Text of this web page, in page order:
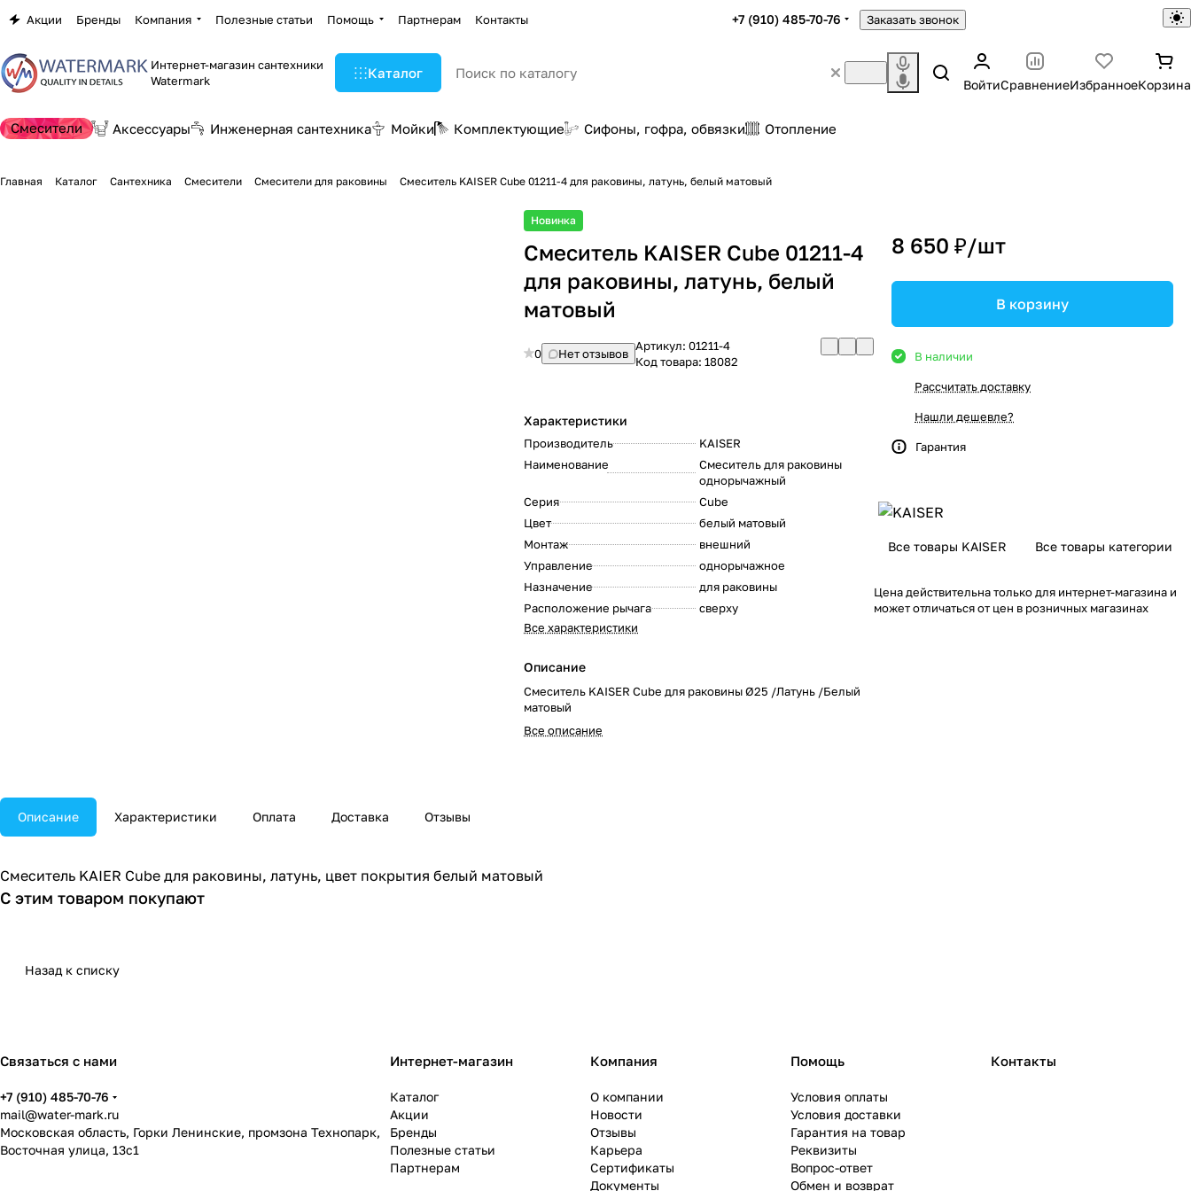
Акции Бренды Компания Полезные статьи Помощь Партнерам Контакты +7 (910) 485-70-76 Заказать звонок
Интернет-магазин сантехники
Watermark
Каталог
ВойтиСравнениеИзбранноеКорзина
Смесители Аксессуары Инженерная сантехника Мойки Комплектующие Сифоны, гофра, обвязки Отопление
Главная Каталог Сантехника Смесители Смесители для раковины Смеситель KAISER Cube 01211-4 для раковины, латунь, белый матовый
Новинка
Смеситель KAISER Cube 01211-4
для раковины, латунь, белый
матовый
0 Нет отзывов
Артикул:01211-4
Код товара:18082
Характеристики
Производитель
:
KAISER
Наименование
Смеситель для раковины
однорычажный
Серия
:
Cube
Цвет
белый матовый
Монтаж
:
внешний
Управление
:
однорычажное
Назначение
:
для раковины
Расположение рычага
:
сверху
Все характеристики
Описание
Смеситель KAISER Cube для раковины Ø25 /Латунь /Белый
матовый
Все описание
8 650 ₽/шт
В корзину
В наличии
Рассчитать доставку
Нашли дешевле?
Гарантия
Все товары KAISER Все товары категории
Цена действительна только для интернет-магазина и
может отличаться от цен в розничных магазинах
Описание Характеристики Оплата Доставка Отзывы
Смеситель KAIER Cube для раковины, латунь, цвет покрытия белый матовый
С этим товаром покупают
Назад к списку
Связаться с нами
+7 (910) 485-70-76
mail@water-mark.ru
Московская область, Горки Ленинские, промзона Технопарк,
Восточная улица, 13с1
Интернет-магазин
Каталог
Акции
Бренды
Полезные статьи
Партнерам
Компания
О компании
Новости
Отзывы
Карьера
Сертификаты
Документы
Помощь
Условия оплаты
Условия доставки
Гарантия на товар
Реквизиты
Вопрос-ответ
Обмен и возврат
Контакты